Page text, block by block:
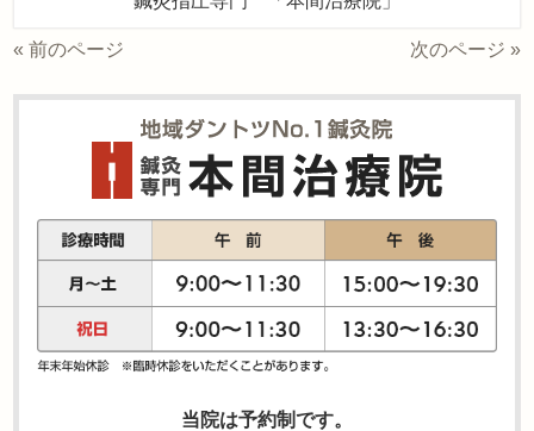
« 前のページ 次のページ »
当院は予約制です。